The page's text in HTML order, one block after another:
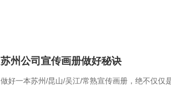
苏州公司宣传画册做好秘诀
做好一本苏州/昆山/吴江/常熟宣传画册，绝不仅仅